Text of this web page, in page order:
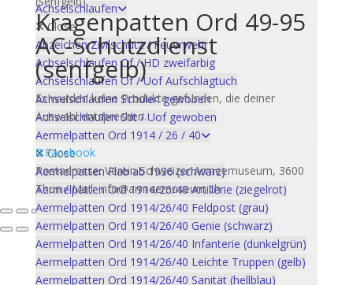
Achselschlaufen
Close
Abzeichen Zivilschutz / Feuerwehr
Achselschlaufen Of / HD zweifarbig
Achselschlaufen Of / Uof Aufschlagtuch
Achselschlaufen Schulen gewoben
Achselschlaufen Sdt / Uof gewoben
Aermelpatten Ord 1914 / 26 / 40
Close
Aermelpatten Flab ab 1936 (schwarz)
Aermelpatten Ord 1914/26/40 Artillerie (ziegelrot)
Aermelpatten Ord 1914/26/40 Feldpost (grau)
Aermelpatten Ord 1914/26/40 Genie (schwarz)
Aermelpatten Ord 1914/26/40 Infanterie (dunkelgrün)
Aermelpatten Ord 1914/26/40 Leichte Truppen (gelb)
Aermelpatten Ord 1914/26/40 Sanität (hellblau)
Kragenpatten Ord 49-95
AC-Schutzdienst
(senfgelb)
Es wurden keine Produkte gefunden, die deiner
Auswahl entsprechen.
Facebook
Postadresse: Verein Schweizer Armeemuseum, 3600
Thun / Mail: info@armeemuseum.ch